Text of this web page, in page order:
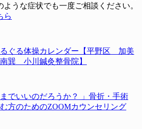
ような症状でも一度ご相談ください。
ら
ぐる体操カレンダー【平野区 加美
小川鍼灸整骨院】
でいいのだろうか？ 」骨折・手術
方のためのZOOMカウンセリング